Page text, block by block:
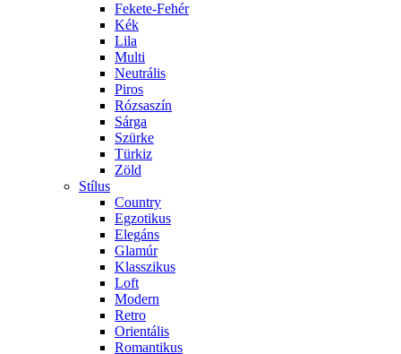
Fekete-Fehér
Kék
Lila
Multi
Neutrális
Piros
Rózsaszín
Sárga
Szürke
Türkiz
Zöld
Stílus
Country
Egzotikus
Elegáns
Glamúr
Klasszikus
Loft
Modern
Retro
Orientális
Romantikus